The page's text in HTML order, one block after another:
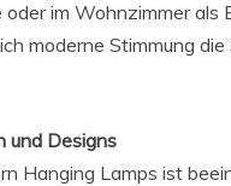
oder im Wohnzimmer
moderne Stimmung
und Designs
Hanging Lamps ist